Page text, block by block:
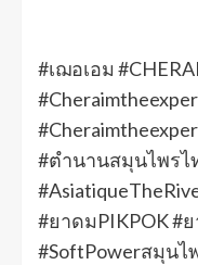
#เฌอเอม
#ตำนานสมุนไพรไ
#ยาดมPIKPOK #
#SoftPowerสมุนไ